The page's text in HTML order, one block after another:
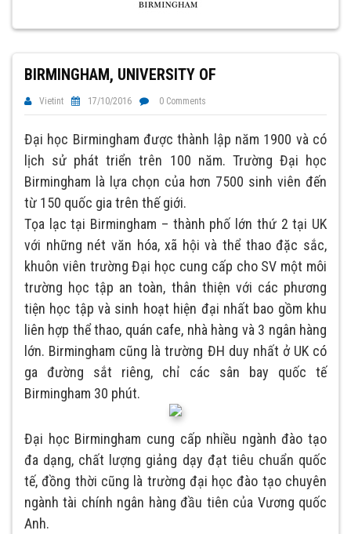
BIRMINGHAM, UNIVERSITY OF
Vietint 17/10/2016 0 Comments
Đại học Birmingham được thành lập năm 1900 và có
lịch sử phát triển trên 100 năm. Trường Đại học
Birmingham là lựa chọn của hơn 7500 sinh viên đến
từ 150 quốc gia trên thế giới.
Tọa lạc tại Birmingham – thành phố lớn thứ 2 tại UK
với những nét văn hóa, xã hội và thể thao đặc sắc,
khuôn viên trường Đại học cung cấp cho SV một môi
trường học tập an toàn, thân thiện với các phương
tiện học tập và sinh hoạt hiện đại nhất bao gồm khu
liên hợp thể thao, quán cafe, nhà hàng và 3 ngân hàng
lớn. Birmingham cũng là trường ĐH duy nhất ở UK có
ga đường sắt riêng, chỉ các sân bay quốc tế
Birmingham 30 phút.
Đại học Birmingham cung cấp nhiều ngành đào tạo
đa dạng, chất lượng giảng dạy đạt tiêu chuẩn quốc
tế, đồng thời cũng là trường đại học đào tạo chuyên
ngành tài chính ngân hàng đầu tiên của Vương quốc
Anh.